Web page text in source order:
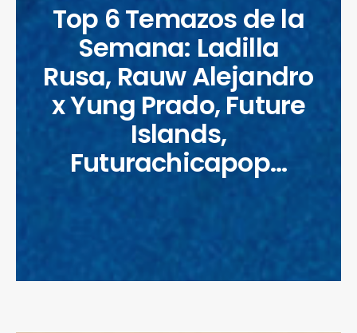
Top 6 Temazos de la
Semana: Ladilla
Rusa, Rauw Alejandro
x Yung Prado, Future
Islands,
Futurachicapop…